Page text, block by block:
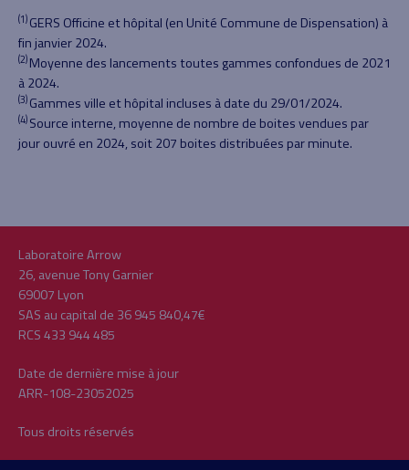
(1)GERS Officine et hôpital (en Unité Commune de Dispensation) à
fin janvier 2024.
(2)Moyenne des lancements toutes gammes confondues de 2021
à 2024.
(3)Gammes ville et hôpital incluses à date du 29/01/2024.
(4)Source interne, moyenne de nombre de boites vendues par
jour ouvré en 2024, soit 207 boites distribuées par minute.
Laboratoire Arrow
26, avenue Tony Garnier
69007 Lyon
SAS au capital de 36 945 840,47€
RCS 433 944 485
Date de dernière mise à jour
ARR-108-23052025
Tous droits réservés